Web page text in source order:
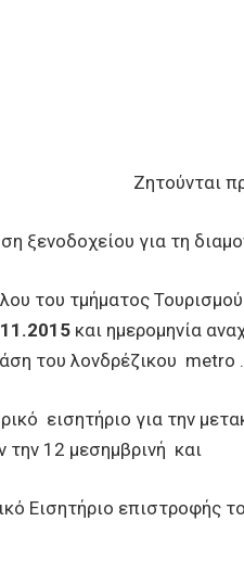
Πρωτ
Ζητούνται
ξενοδοχείoυ για τη
του τμήματος
και ημερομηνία
του λονδρέζικου metro .
εισητήριο για την
την 12 μεσημβρινή και
Εισητήριο επιστροφής